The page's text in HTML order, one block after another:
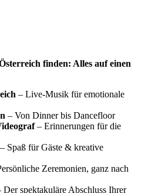
finden: Alles auf einen
– Live-Musik für emotionale
– Von Dinner bis Dancefloor
– Erinnerungen für die
– Spaß für Gäste & kreative
Zeremonien, ganz nach
Der spektakuläre Abschluss Ihrer